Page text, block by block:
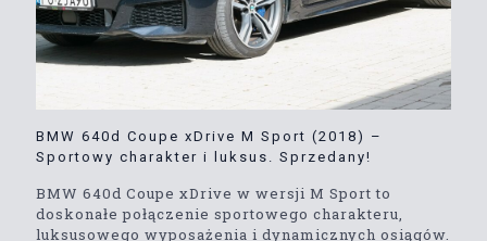
BMW 640d Coupe xDrive M Sport (2018) –
Sportowy charakter i luksus. Sprzedany!
BMW 640d Coupe xDrive w wersji M Sport to
doskonałe połączenie sportowego charakteru,
luksusowego wyposażenia i dynamicznych osiągów.